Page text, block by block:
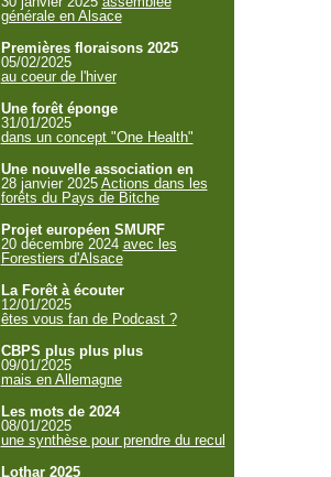
générale en Alsace
Premières floraisons 2025
05/02/2025
au coeur de l'hiver
Une forêt éponge
31/01/2025
dans un concept "One Health"
Une nouvelle association en
28 janvier 2025 Actions dans les
forêts du Pays de Bitche
Projet européen SMURF
20 décembre 2024 avec les
Forestiers d'Alsace
La Forêt à écouter
12/01/2025
êtes vous fan de Podcast ?
CBPS plus plus plus
09/01/2025
mais en Allemagne
Les mots de 2024
08/01/2025
une synthèse pour prendre du recul
Lothar 2025